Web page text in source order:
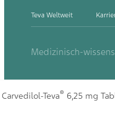
Teva Weltweit
Medizinisch-
Carvedilol-Teva® 6,25 mg